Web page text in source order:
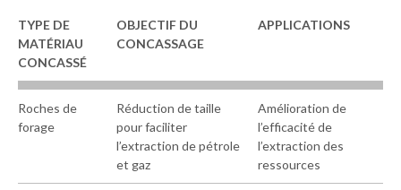
TYPE DE
MATÉRIAU
CONCASSÉ
OBJECTIF DU
CONCASSAGE
APPLICATIONS
Roches de
forage
Réduction de taille
pour faciliter
l’extraction de pétrole
et gaz
Amélioration de
l’efficacité de
l’extraction des
ressources